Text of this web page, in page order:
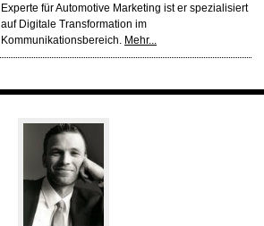
Experte für Automotive Marketing ist er spezialisiert
auf Digitale Transformation im
Kommunikationsbereich. Mehr...